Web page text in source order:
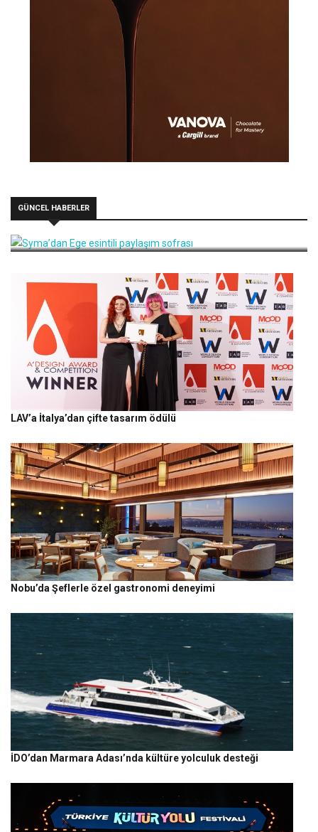
GÜNCEL HABERLER
Syma’dan Ege esintili paylaşım sofrası
LAV’a İtalya’dan çifte tasarım ödülü
Nobu’da Şeflerle özel gastronomi deneyimi
İDO’dan Marmara Adası’nda kültüre yolculuk desteği